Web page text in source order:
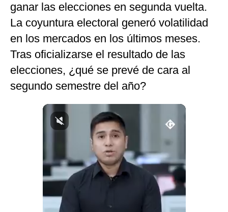
Mix
G de Gestión
Podcast
Gestión TV
gestion.pe
ganar las elecciones en segunda vuelta.
La coyuntura electoral generó volatilidad
en los mercados en los últimos meses.
Tras oficializarse el resultado de las
elecciones, ¿qué se prevé de cara al
segundo semestre del año?